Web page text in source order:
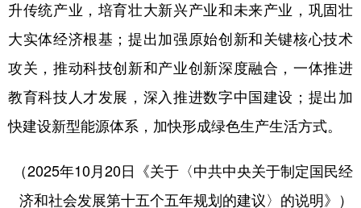
升传统产业，培育壮大新兴产业和未来产业，巩固壮
大实体经济根基；提出加强原始创新和关键核心技术
攻关，推动科技创新和产业创新深度融合，一体推进
教育科技人才发展，深入推进数字中国建设；提出加
快建设新型能源体系，加快形成绿色生产生活方式。
（2025年10月20日《关于〈中共中央关于制定国民经
济和社会发展第十五个五年规划的建议〉的说明》）